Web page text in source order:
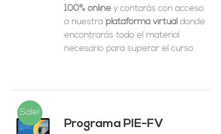
100% online y contarás con acceso
a nuestra plataforma virtual donde
encontrarás todo el material
necesario para superar el curso.
Sale!
Programa PIE-FV